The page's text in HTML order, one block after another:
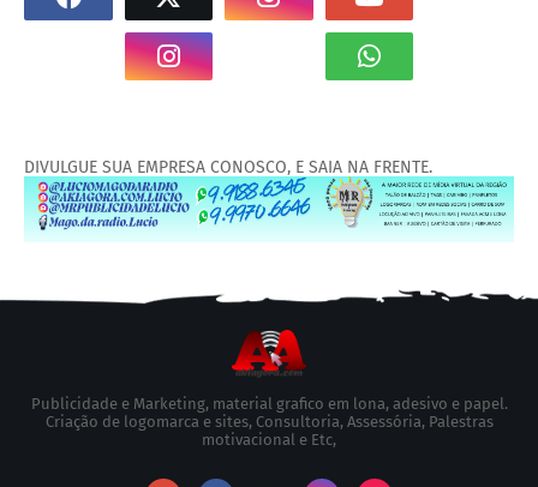
DIVULGUE SUA EMPRESA CONOSCO, E SAIA NA FRENTE.
Publicidade e Marketing, material grafico em lona, adesivo e papel.
Criação de logomarca e sites, Consultoria, Assessória, Palestras
motivacional e Etc,